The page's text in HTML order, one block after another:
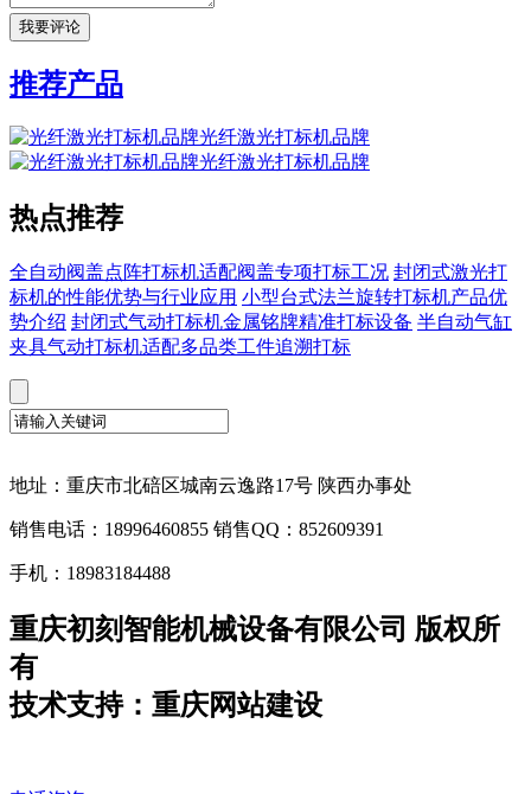
推荐产品
光纤激光打标机品牌
光纤激光打标机品牌
热点推荐
全自动阀盖点阵打标机适配阀盖专项打标工况 封闭式激光打
标机的性能优势与行业应用 小型台式法兰旋转打标机产品优
势介绍 封闭式气动打标机金属铭牌精准打标设备 半自动气缸
夹具气动打标机适配多品类工件追溯打标
地址：重庆市北碚区城南云逸路17号 陕西办事处
销售电话：18996460855 销售QQ：852609391
手机：18983184488
重庆初刻智能机械设备有限公司 版权所
有
技术支持：重庆网站建设